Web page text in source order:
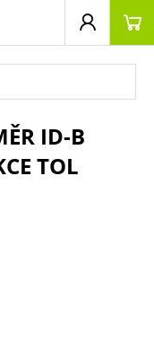
ID-B
TOL